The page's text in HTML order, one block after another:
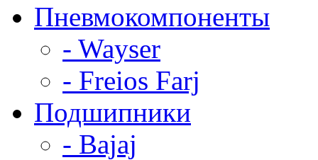
Пневмокомпоненты
- Wayser
- Freios Farj
Подшипники
- Bajaj